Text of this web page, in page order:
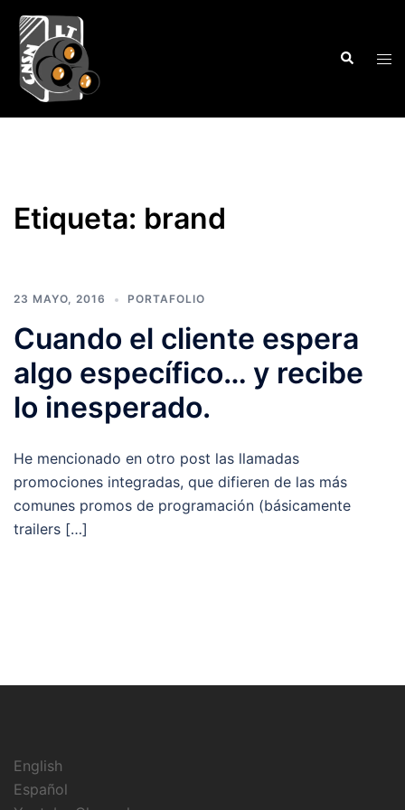
Saltar
contenido
Buscar
Etiqueta: brand
23 MAYO, 2016 PORTAFOLIO
Cuando el cliente espera
algo específico… y recibe
lo inesperado.
He mencionado en otro post las llamadas
promociones integradas, que difieren de las más
comunes promos de programación (básicamente
trailers […]
English
Español